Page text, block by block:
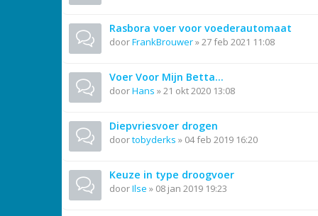
Rasbora voer voor voederautomaat
doorFrankBrouwer»27 feb 2021 11:08
Voer Voor Mijn Betta...
doorHans »21 okt 2020 13:08
Diepvriesvoer drogen
doortobyderks » 04 feb 2019 16:20
Keuze in type droogvoer
doorIlse » 08 jan 2019 19:23